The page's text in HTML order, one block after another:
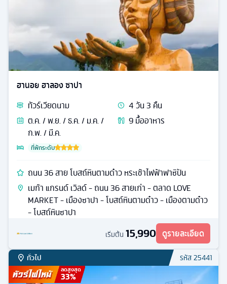
ฮานอย ฮาลอง ซาปา
ทัวร์เวียดนาม 4วัน3 คืน
ต.ค. / พ.ย. / ธ.ค. / ม.ค. /
ก.พ. / มี.ค.
9มื้ออาหาร
ที่พักระดับ
ถนน 36 สาย โบสถ์หินตามด๋าว หระเช้าไฟฟ้าฟาซิปัน
เมก้า แกรนด์ เวิลด์ - ถนน 36 สายเก่า - ตลาด LOVE
MARKET - เมืองซาปา - โบสถ์หินตามด๋าว - เมืองตามด๋าว
- โบสถ์หินซาปา
เริ่มต้น 15,990 ดูรายละเอียด
ทั่วไป รหัส25441
ลดสูงสุด
33%